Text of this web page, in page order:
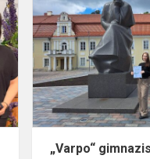
skrydis
2026“
–
pagerbti
geriausi
gimnazistai
„Varpo“